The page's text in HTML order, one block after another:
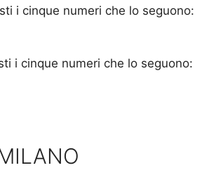
i cinque numeri che lo seguono:
i cinque numeri che lo seguono: